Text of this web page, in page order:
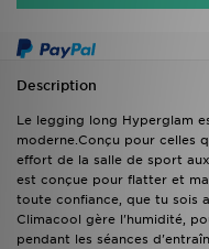
Description
Le legging long Hyperglam
moderne.Conçu pour celles
effort de la salle de sport
est conçue pour flatter et
toute confiance, que tu sois
Climacool gère l'humidité,
pendant les séances